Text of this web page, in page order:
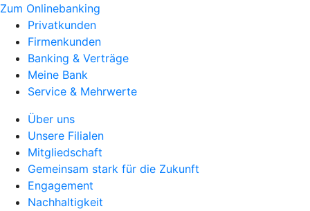
Zum Onlinebanking
Privatkunden
Firmenkunden
Banking & Verträge
Meine Bank
Service & Mehrwerte
Über uns
Unsere Filialen
Mitgliedschaft
Gemeinsam stark für die Zukunft
Engagement
Nachhaltigkeit